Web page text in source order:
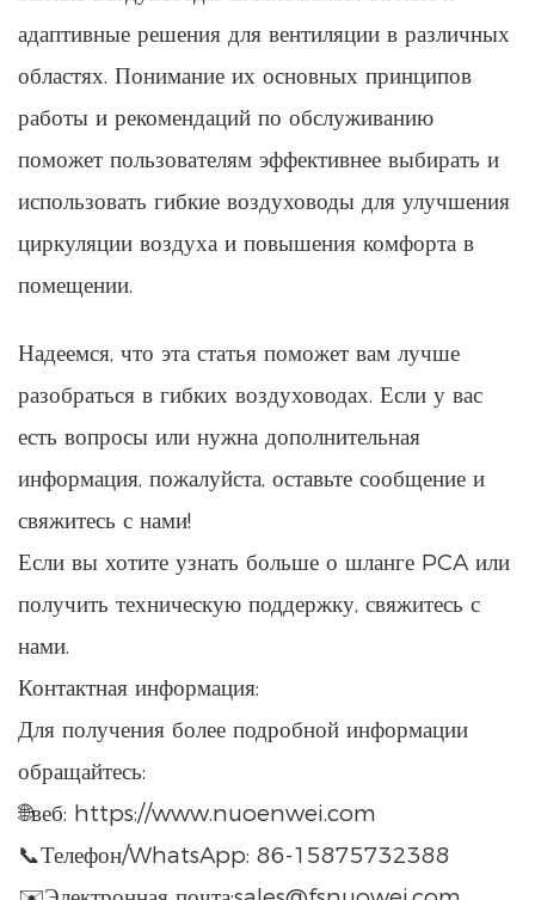
адаптивные решения для вентиляции в различных
областях. Понимание их основных принципов
работы и рекомендаций по обслуживанию
поможет пользователям эффективнее выбирать и
использовать гибкие воздуховоды для улучшения
циркуляции воздуха и повышения комфорта в
помещении.
Надеемся, что эта статья поможет вам лучше
разобраться в гибких воздуховодах. Если у вас
есть вопросы или нужна дополнительная
информация, пожалуйста, оставьте сообщение и
свяжитесь с нами!
Если вы хотите узнать больше о шланге PCA или
получить техническую поддержку, свяжитесь с
нами.
Контактная информация:
Для получения более подробной информации
обращайтесь:
🌐веб: https://www.nuoenwei.com
📞Телефон/WhatsApp: 86-15875732388